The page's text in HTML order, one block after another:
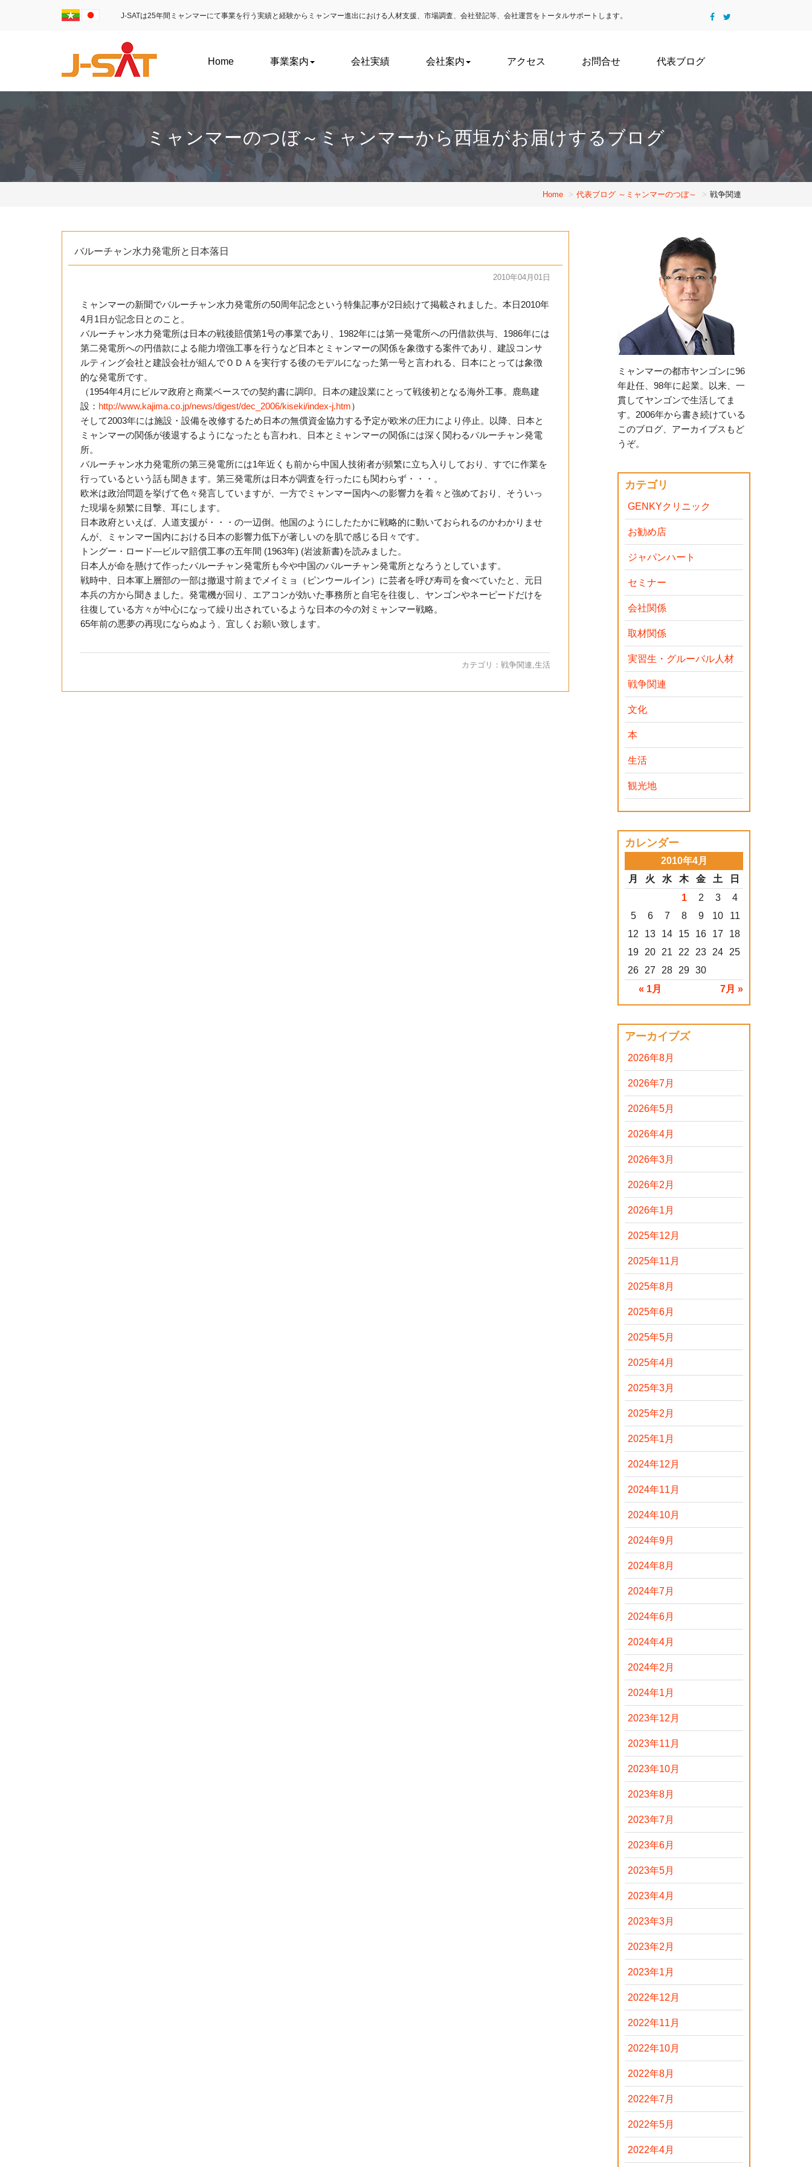
J-SATは25年間ミャンマーにて事業を行う実績と経験からミャンマー進出における 人材支援、市場調査、会社登記等、会社運営をトータルサポートします。
Home 事業案内 会社実績 会社案内 アクセス お問合せ 代表ブログ
ミャンマーのつぼ～ミャンマーから西垣がお届けするブログ
Home 代表ブログ ～ミャンマーのつぼ～ 戦争関連
バルーチャン水力発電所と日本落日
2010年04月01日
ミャンマーの新聞でバルーチャン水力発電所の50周年記念という特集記事が2日続けて掲載されました。本日2010年
4月1日が記念日とのこと。
バルーチャン水力発電所は日本の戦後賠償第1号の事業であり、1982年には第一発電所への円借款供与、1986年には
第二発電所への円借款による能力増強工事を行うなど日本とミャンマーの関係を象徴する案件であり、建設コンサ
ルティング会社と建設会社が組んでＯＤＡを実行する後のモデルになった第一号と言われる、日本にとっては象徴
的な発電所です。
（1954年4月にビルマ政府と商業ベースでの契約書に調印。日本の建設業にとって戦後初となる海外工事。鹿島建
設： http://www.kajima.co.jp/news/digest/dec_2006/kiseki/index-j.htm）
そして2003年には施設・設備を改修するため日本の無償資金協力する予定が欧米の圧力により停止。以降、日本と
ミャンマーの関係が後退するようになったとも言われ、日本とミャンマーの関係には深く関わるバルーチャン発電
所。
バルーチャン水力発電所の第三発電所には1年近くも前から中国人技術者が頻繁に立ち入りしており、すでに作業を
行っているという話も聞きます。第三発電所は日本が調査を行ったにも関わらず・・・。
欧米は政治問題を挙げて色々発言していますが、一方でミャンマー国内への影響力を着々と強めており、そういっ
た現場を頻繁に目撃、耳にします。
日本政府といえば、人道支援が・・・の一辺倒。他国のようにしたたかに戦略的に動いておられるのかわかりませ
んが、ミャンマー国内における日本の影響力低下が著しいのを肌で感じる日々です。
トングー・ロード―ビルマ賠償工事の五年間 (1963年) (岩波新書)を読みました。
日本人が命を懸けて作ったバルーチャン発電所も今や中国のバルーチャン発電所となろうとしています。
戦時中、日本軍上層部の一部は撤退寸前までメイミョ（ピンウールイン）に芸者を呼び寿司を食べていたと、元日
本兵の方から聞きました。発電機が回り、エアコンが効いた事務所と自宅を往復し、ヤンゴンやネーピードだけを
往復している方々が中心になって繰り出されているような日本の今の対ミャンマー戦略。
65年前の悪夢の再現にならぬよう、宜しくお願い致します。
カテゴリ： 戦争関連 生活
ミャンマーの都市ヤンゴンに96
年赴任、98年に起業。以来、一
貫してヤンゴンで生活してま
す。2006年から書き続けている
このブログ、アーカイブスもど
うぞ。
カテゴリ
GENKYクリニック
お勧め店
ジャパンハート
セミナー
会社関係
取材関係
実習生・グルーバル人材
戦争関連
文化
本
生活
観光地
カレンダー
2010年4月
月
火 水 木 金 土 日
« 1月 7月 »
1 2 3
4
5
6 7 8 9 10
11
12
13 14 15 16 17
18
19
20 21 22 23 24
25
26
27 28 29 30
アーカイブズ
2026年8月
2026年7月
2026年5月
2026年4月
2026年3月
2026年2月
2026年1月
2025年12月
2025年11月
2025年8月
2025年6月
2025年5月
2025年4月
2025年3月
2025年2月
2025年1月
2024年12月
2024年11月
2024年10月
2024年9月
2024年8月
2024年7月
2024年6月
2024年4月
2024年2月
2024年1月
2023年12月
2023年11月
2023年10月
2023年8月
2023年7月
2023年6月
2023年5月
2023年4月
2023年3月
2023年2月
2023年1月
2022年12月
2022年11月
2022年10月
2022年8月
2022年7月
2022年5月
2022年4月